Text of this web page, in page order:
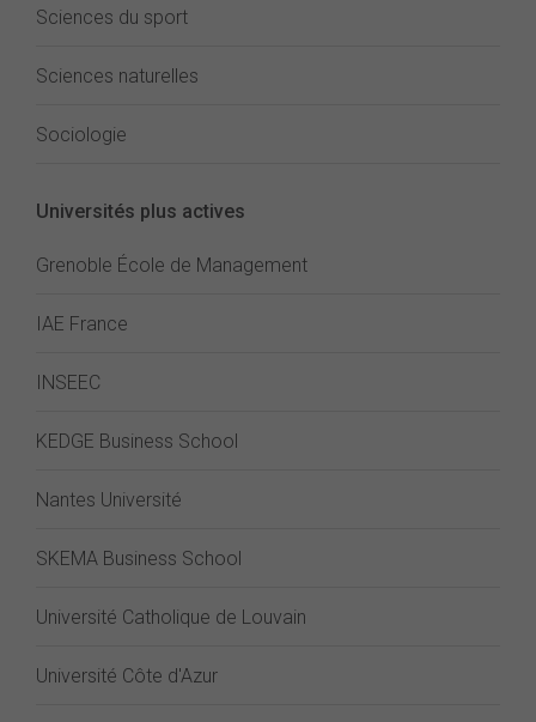
Sciences du sport
Sciences naturelles
Sociologie
Universités plus actives
Grenoble École de Management
IAE France
INSEEC
KEDGE Business School
Nantes Université
SKEMA Business School
Université Catholique de Louvain
Université Côte d'Azur